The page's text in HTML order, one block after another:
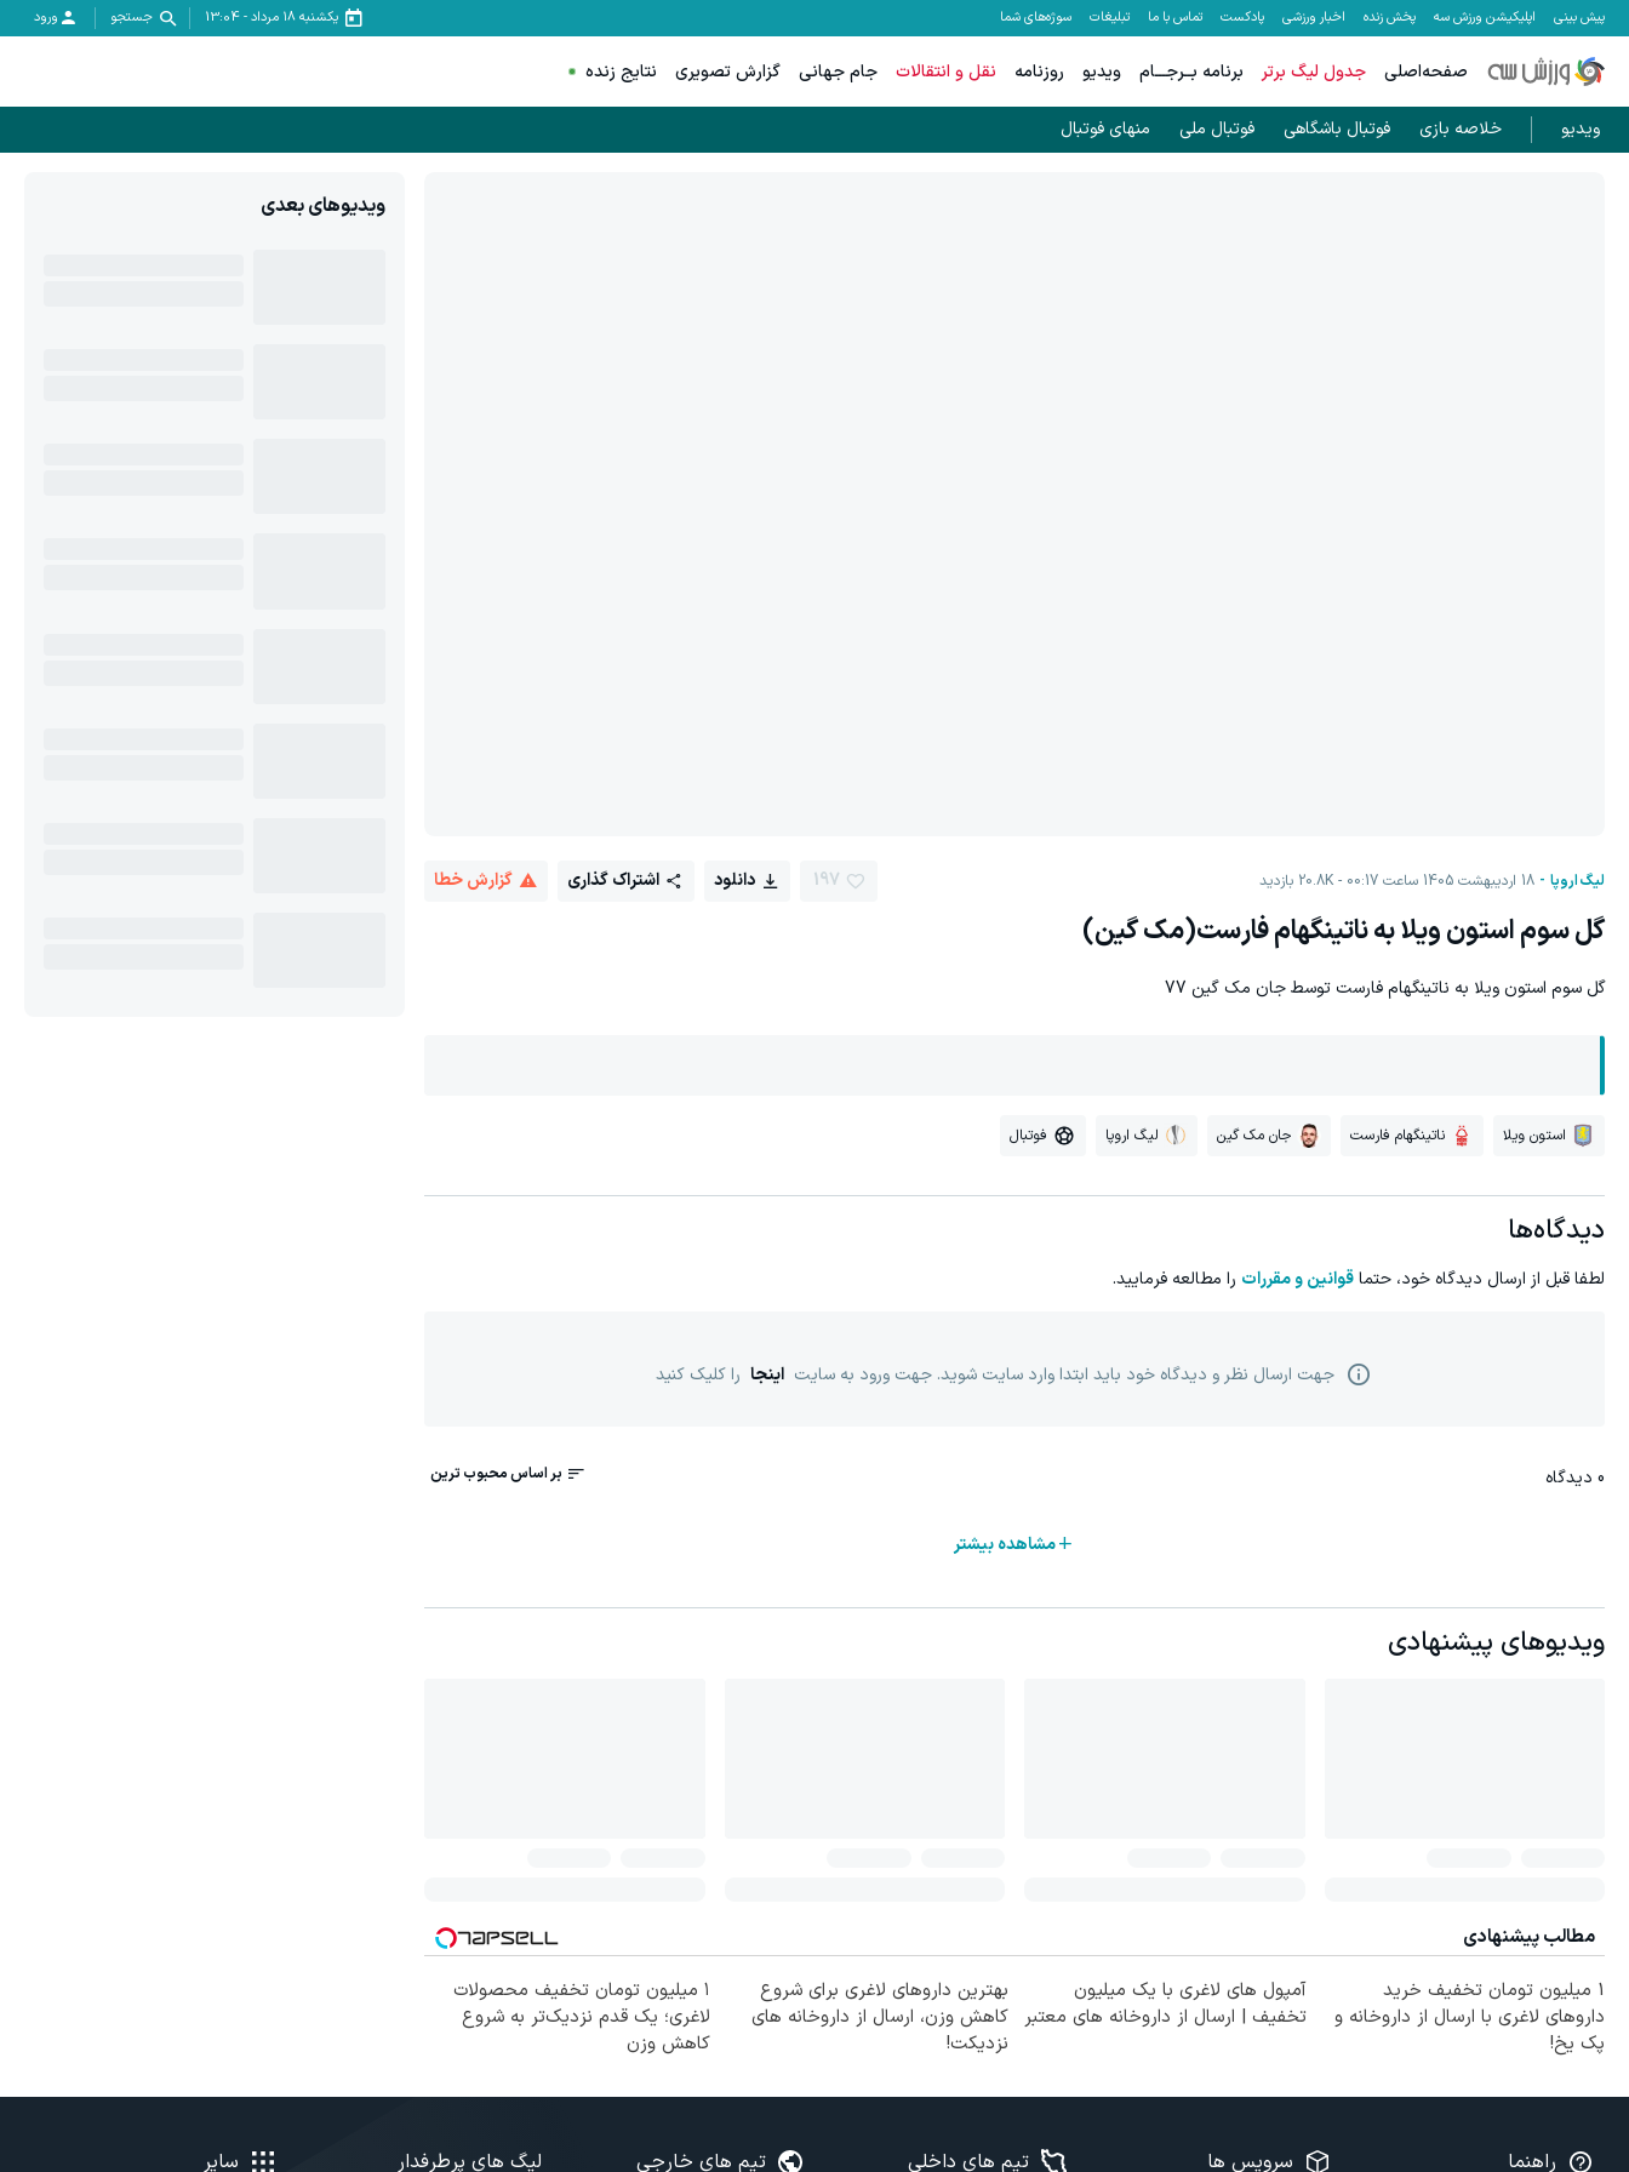
پیش بینی اپلیکیشن ورزش سه پخش زنده اخبار ورزشی پادکست تماس با ما تبلیغات سوژه‌های شما یکشنبه ۱۸ مرداد -
13:04 جستجو ورود
صفحه‌اصلی جدول لیگ برتر برنامه بــرجـــام ویدیو روزنامه نقل و انتقالات جام جهانی گزارش تصویری نتایج زنده
ویدیو خلاصه بازی فوتبال باشگاهی فوتبال ملی منهای فوتبال
لیگ اروپا 18 اردیبهشت 1405 ساعت 00:17 20.8K بازدید 197 دانلود اشتراک گذاری گزارش خطا
گل سوم استون ویلا به ناتینگهام فارست(مک گین)
گل سوم استون ویلا به ناتینگهام فارست توسطجان مک گین 77
استون ویلا ناتینگهام فارست جان مک گین لیگ اروپا فوتبال
دیدگاه‌ها
لطفا قبل از ارسال دیدگاه خود، حتماقوانین و مقررات را مطالعه فرمایید.
جهت ارسال نظر و دیدگاه خود باید ابتدا وارد سایت شوید. جهت ورود به سایت اینجا را کلیک کنید
0 دیدگاه
مشاهده بیشتر
ویدیوهای پیشنهادی
مطالب پیشنهادی
1 میلیون تومان تخفیف خرید
داروهای لاغری با ارسال از داروخانه و
پک یخ!
آمپول های لاغری با یک میلیون
تخفیف | ارسال از داروخانه های معتبر
بهترین داروهای لاغری برای شروع
کاهش وزن، ارسال از داروخانه های
نزدیکت!
۱ میلیون تومان تخفیف محصولات
لاغری؛ یک قدم نزدیک‌تر به شروع
کاهش وزن
ویدیوهای بعدی
راهنما سرویس ها تیم های داخلی تیم های خارجی لیگ های پرطرفدار سایر